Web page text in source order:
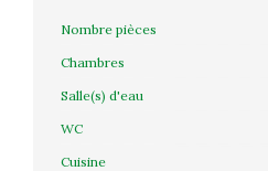
Nombre pièces
Chambres
Salle(s) d'eau
WC
Cuisine